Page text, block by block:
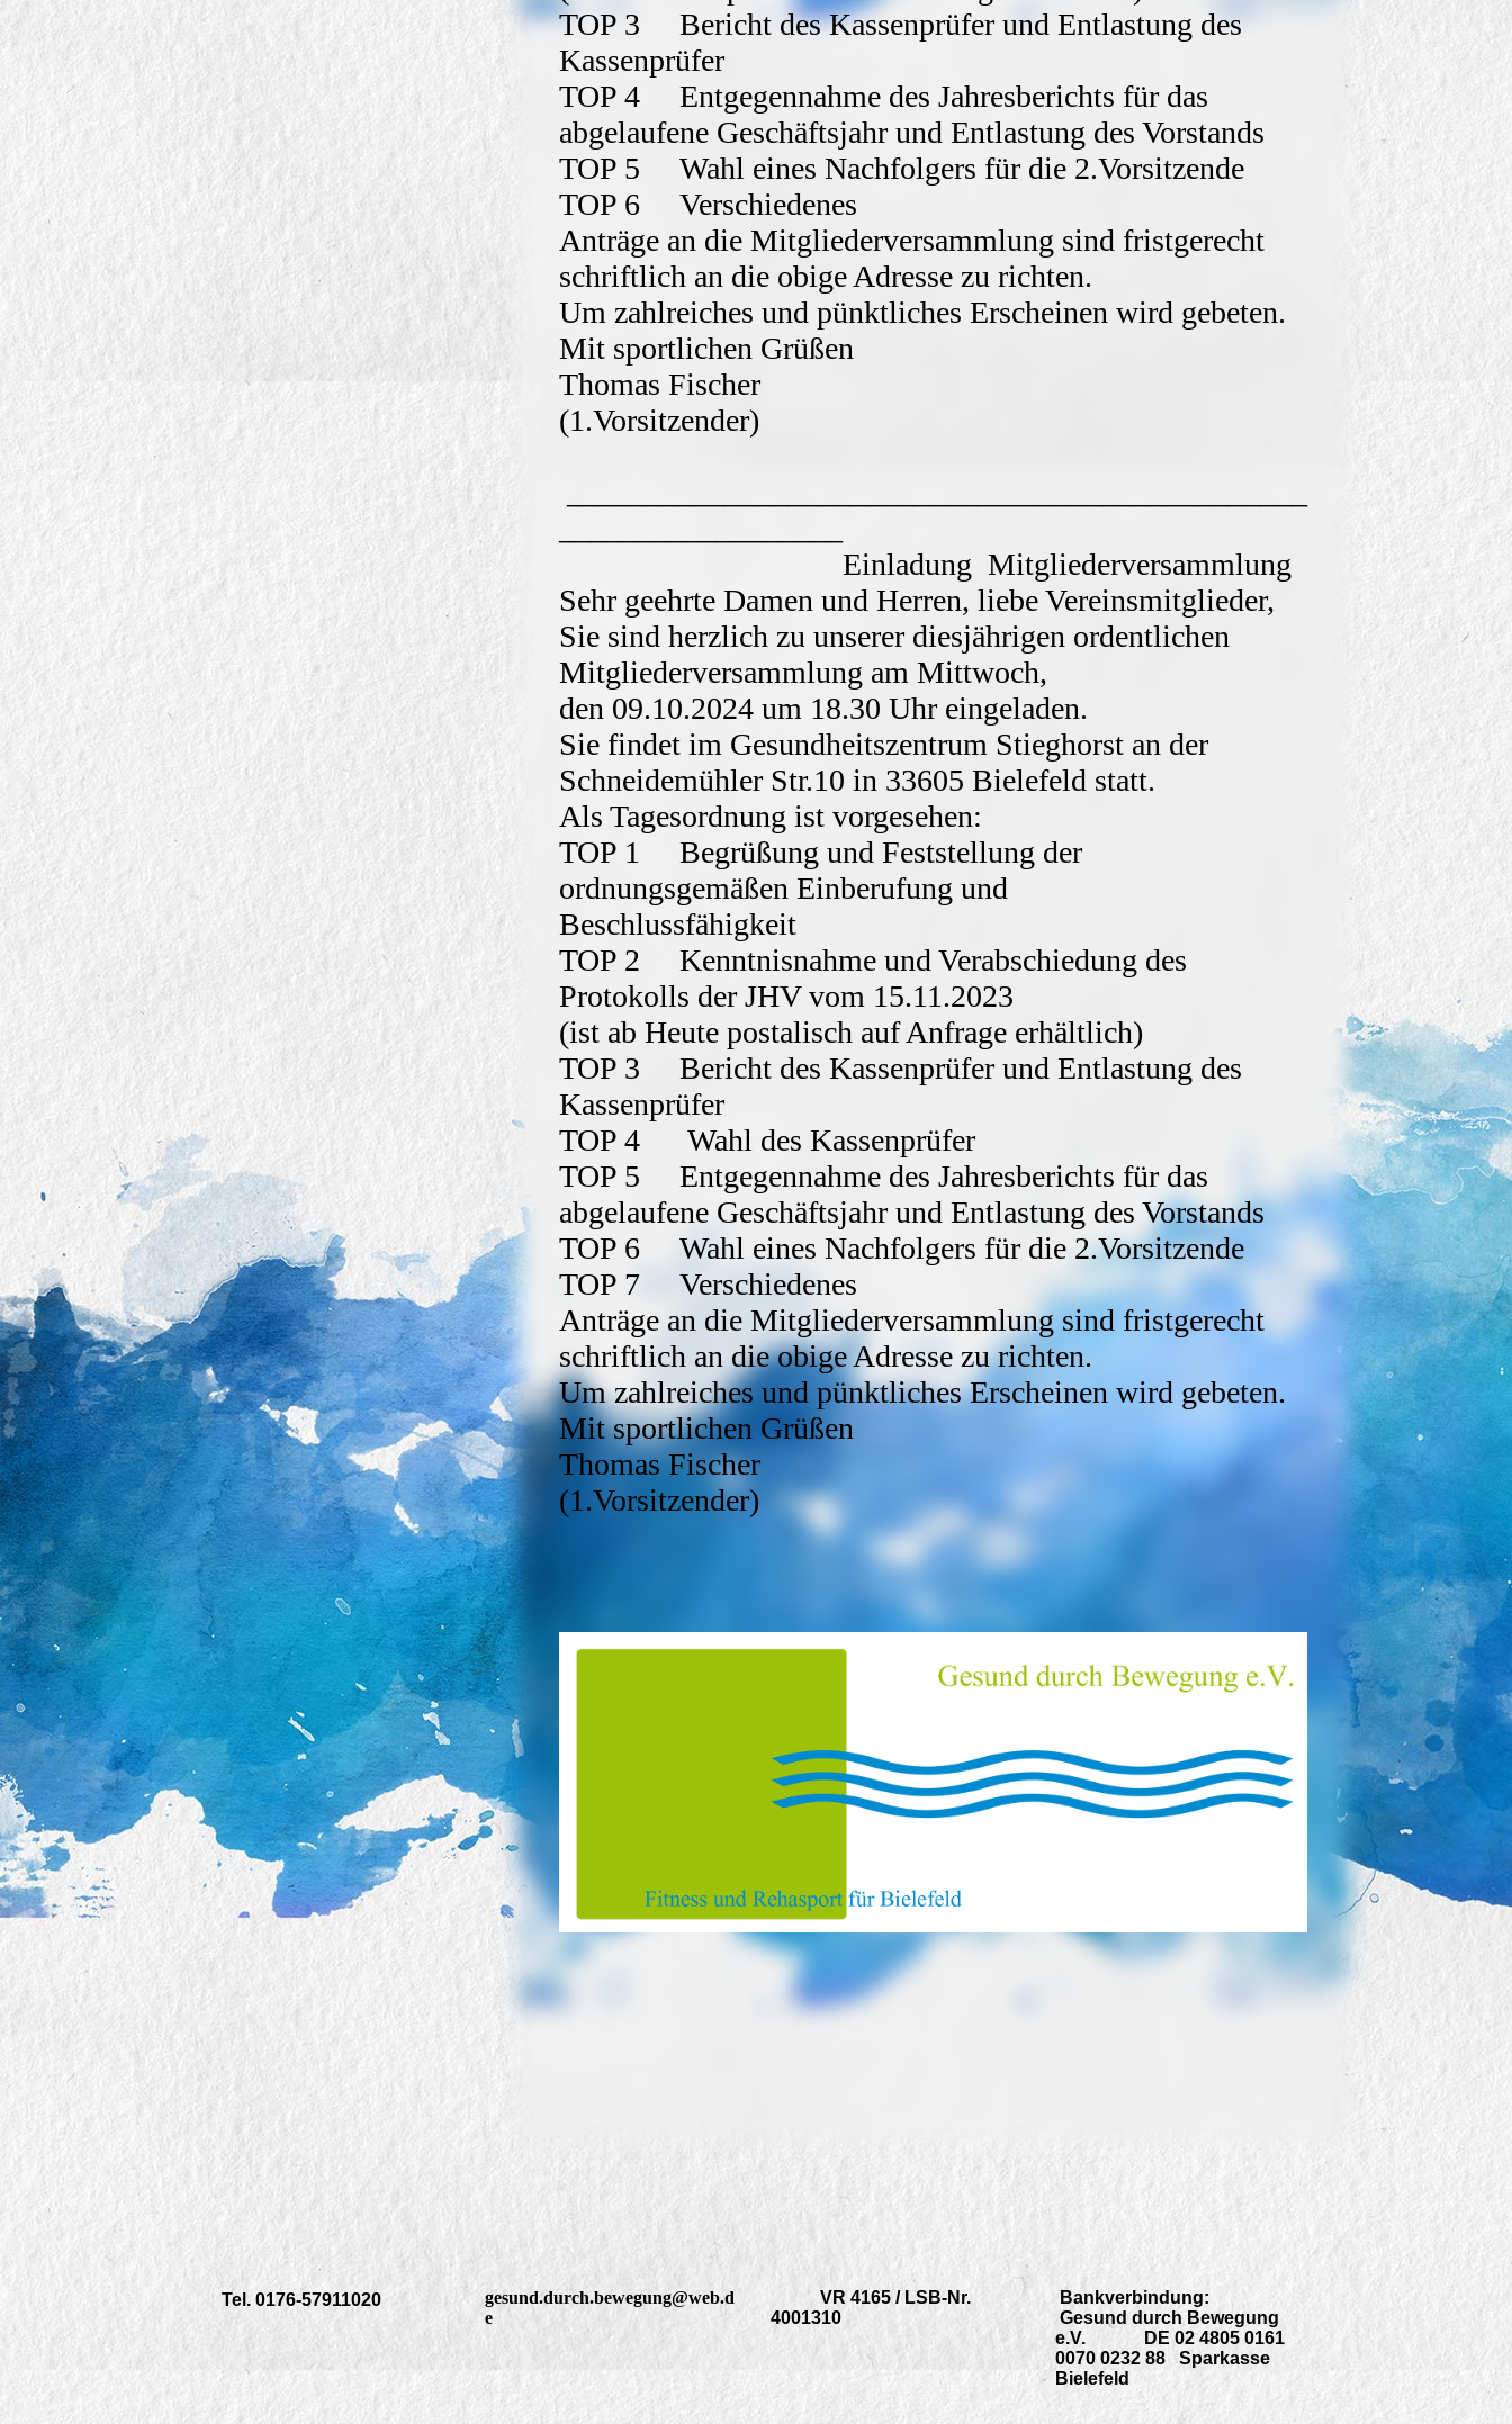
TOP 3 Bericht des Kassenprüfer und Entlastung des
Kassenprüfer
TOP 4 Entgegennahme des Jahresberichts für das
abgelaufene Geschäftsjahr und Entlastung des Vorstands
TOP 5 Wahl eines Nachfolgers für die 2.Vorsitzende
TOP 6 Verschiedenes
Anträge an die Mitgliederversammlung sind fristgerecht
schriftlich an die obige Adresse zu richten.
Um zahlreiches und pünktliches Erscheinen wird gebeten.
Mit sportlichen Grüßen
Thomas Fischer
(1.Vorsitzender)
Einladung Mitgliederversammlung
Sehr geehrte Damen und Herren, liebe Vereinsmitglieder,
Sie sind herzlich zu unserer diesjährigen ordentlichen
Mitgliederversammlung am Mittwoch,
den 09.10.2024 um 18.30 Uhr eingeladen.
Sie findet im Gesundheitszentrum Stieghorst an der
Schneidemühler Str.10 in 33605 Bielefeld statt.
Als Tagesordnung ist vorgesehen:
TOP 1 Begrüßung und Feststellung der
ordnungsgemäßen Einberufung und
Beschlussfähigkeit
TOP 2 Kenntnisnahme und Verabschiedung des
Protokolls der JHV vom 15.11.2023
(ist ab Heute postalisch auf Anfrage erhältlich)
TOP 3 Bericht des Kassenprüfer und Entlastung des
Kassenprüfer
TOP 4 Wahl des Kassenprüfer
TOP 5 Entgegennahme des Jahresberichts für das
abgelaufene Geschäftsjahr und Entlastung des Vorstands
TOP 6 Wahl eines Nachfolgers für die 2.Vorsitzende
TOP 7 Verschiedenes
Anträge an die Mitgliederversammlung sind fristgerecht
schriftlich an die obige Adresse zu richten.
Um zahlreiches und pünktliches Erscheinen wird gebeten.
Mit sportlichen Grüßen
Thomas Fischer
(1.Vorsitzender)
Tel. 0176-57911020
gesund.durch.bewegung@web.d
e
VR 4165 / LSB-Nr.
4001310
Bankverbindung:
Gesund durch Bewegung
e.V. DE 02 4805 0161
0070 0232 88 Sparkasse
Bielefeld